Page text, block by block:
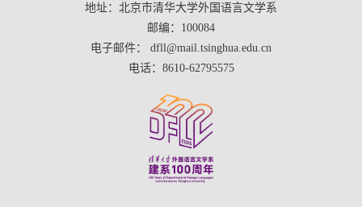
地址：北京市清华大学外国语言文学系
邮编：100084
电子邮件： dfll@mail.tsinghua.edu.cn
电话：8610-62795575